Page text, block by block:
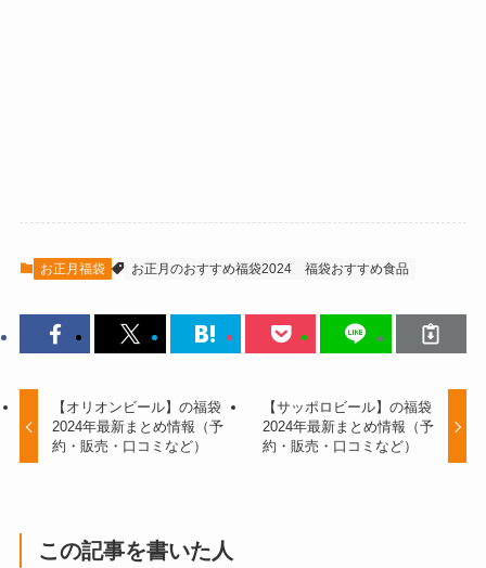
お正月福袋 お正月のおすすめ福袋2024 福袋おすすめ食品
【オリオンビール】の福袋
2024年最新まとめ情報（予
約・販売・口コミなど）
【サッポロビール】の福袋
2024年最新まとめ情報（予
約・販売・口コミなど）
この記事を書いた人